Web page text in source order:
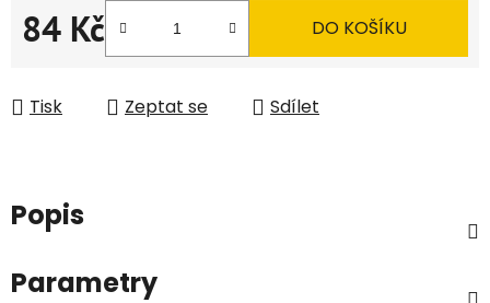
84 Kč
Měrná cena:
DO KOŠÍKU
Tisk Zeptat se Sdílet
Popis
Parametry